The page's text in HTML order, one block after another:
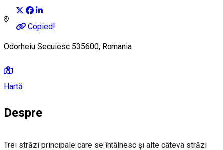
Copied!
Odorheiu Secuiesc 535600, Romania
Hartă
Despre
Trei străzi principale care se întâlnesc şi alte câteva străzi